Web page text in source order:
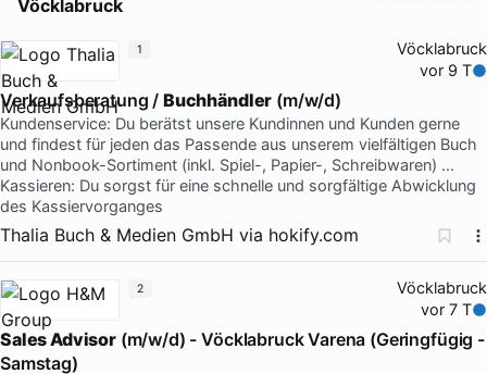
Vöcklabruck
Vöcklabruck
vor 9 T
Verkaufsberatung / Buchhändler (m/w/d)
Kundenservice: Du berätst unsere Kundinnen und Kunden gerne
und findest für jeden das Passende aus unserem vielfältigen Buch
und Nonbook-Sortiment (inkl. Spiel-, Papier-, Schreibwaren) …
Kassieren: Du sorgst für eine schnelle und sorgfältige Abwicklung
des Kassiervorganges
Thalia Buch & Medien GmbH via hokify.com
1
Vöcklabruck
vor 7 T
Sales Advisor(m/w/d) - Vöcklabruck Varena (Geringfügig -
Samstag)
2